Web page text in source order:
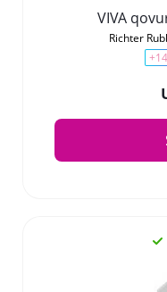
VIVA
Richter